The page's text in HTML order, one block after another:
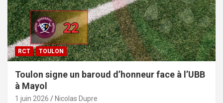
RCT TOULON
Toulon signe un baroud d’honneur face à l’UBB
à Mayol
1 juin 2026 Nicolas Dupre